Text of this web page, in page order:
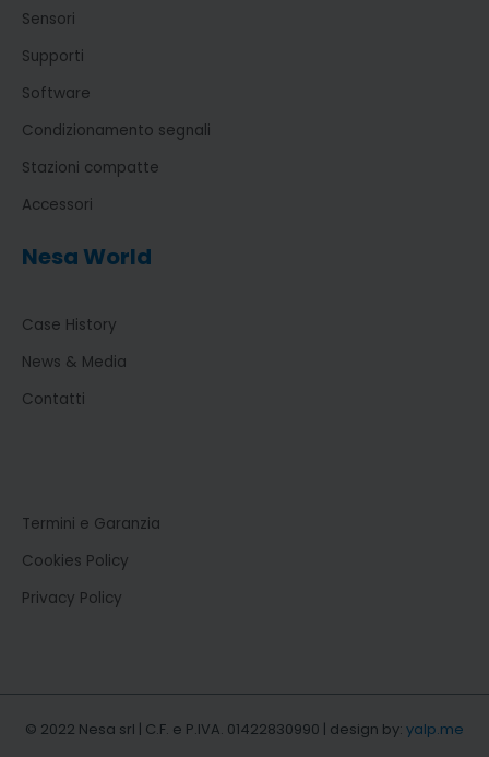
Sensori
Supporti
Software
Condizionamento segnali
Stazioni compatte
Accessori
Nesa World
Case History
News & Media
Contatti
Termini e Garanzia
Cookies Policy
Privacy Policy
© 2022 Nesa srl | C.F. e P.IVA. 01422830990 | design by: yalp.me